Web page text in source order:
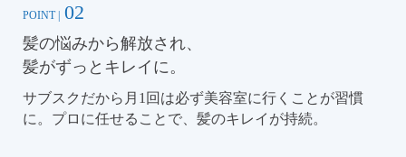
POINT | 02
髪の悩みから解放され、
髪がずっとキレイに。
サブスクだから月1回は必ず美容室に行くことが習慣
に。プロに任せることで、髪のキレイが持続。